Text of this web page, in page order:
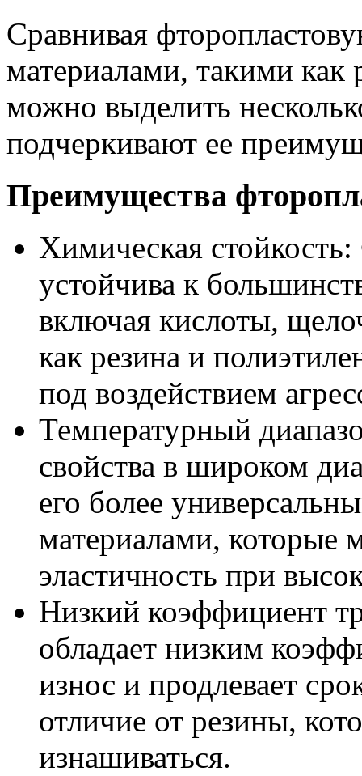
Сравнивая
материалами, такими как
можно выделить
подчеркивают ее
Преимущества
Химическая
устойчива к
включая кислоты,
как резина и
под воздействием
Температурный
свойства в широком
его более
материалами, которые
эластичность при
Низкий коэффициент
обладает низким
износ и продлевает
отличие от резины,
изнашиваться.